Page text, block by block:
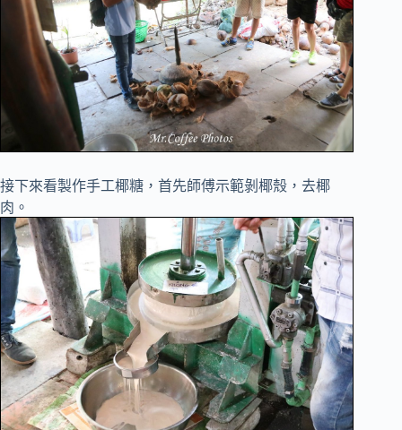
接下來看製作手工椰糖，首先師傅示範剝椰殼，去椰
肉。